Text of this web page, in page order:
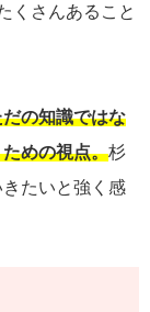
くさんあること
の知識ではな
めの視点。杉
たいと強く感